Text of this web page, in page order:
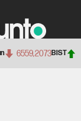
6559,2073BIST